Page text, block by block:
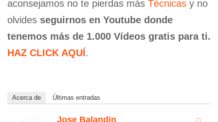
aconsejamos no te pierdas más Técnicas y no
olvides seguirnos en Youtube donde
tenemos más de 1.000 Vídeos gratis para ti.
HAZ CLICK AQUÍ.
Acerca de Últimas entradas
Jose Balandin